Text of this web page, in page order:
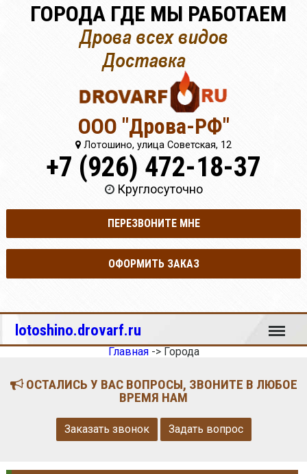
ГОРОДА ГДЕ МЫ РАБОТАЕМ
ООО "Дрова-РФ"
Лотошино, улица Советская, 12
+7 (926) 472-18-37
Круглосуточно
ПЕРЕЗВОНИТЕ МНЕ
ОФОРМИТЬ ЗАКАЗ
lotoshino.drovarf.ru Меню
Главная-> Города
ОСТАЛИСЬ У ВАС ВОПРОСЫ, ЗВОНИТЕ В ЛЮБОЕ
ВРЕМЯ НАМ
Заказать звонок Задать вопрос